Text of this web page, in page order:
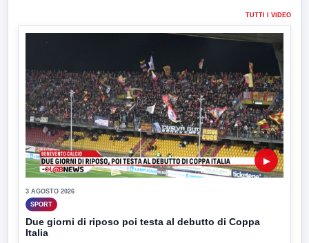
TUTTI I VIDEO
▶
3 AGOSTO 2026
SPORT
Due giorni di riposo poi testa al debutto di Coppa
Italia